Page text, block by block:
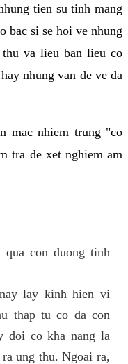
tien su tinh mang
bac si se hoi ve nhung
va lieu ban lieu co
nhung van de ve da
mac nhiem trung "co
tra de xet nghiem am
qua con duong tinh
lay kinh hien vi
thap tu co da con
doi co kha nang la
ung thu. Ngoai ra,